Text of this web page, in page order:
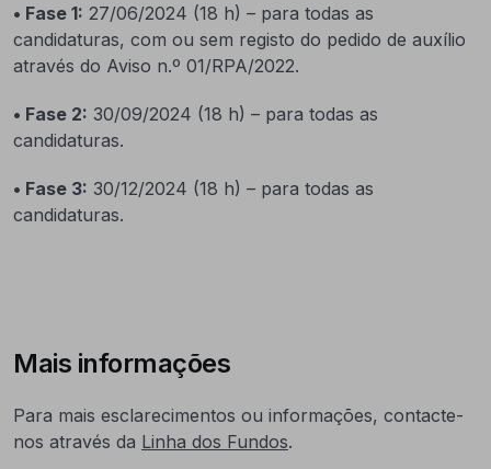
• Fase 1: 27/06/2024 (18 h) – para todas as
candidaturas, com ou sem registo do pedido de auxílio
através do Aviso n.º 01/RPA/2022.
• Fase 2: 30/09/2024 (18 h) – para todas as
candidaturas.
• Fase 3: 30/12/2024 (18 h) – para todas as
candidaturas.
Mais informações
Para mais esclarecimentos ou informações, contacte-
nos através da Linha dos Fundos.